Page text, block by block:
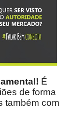
É
de forma
também com